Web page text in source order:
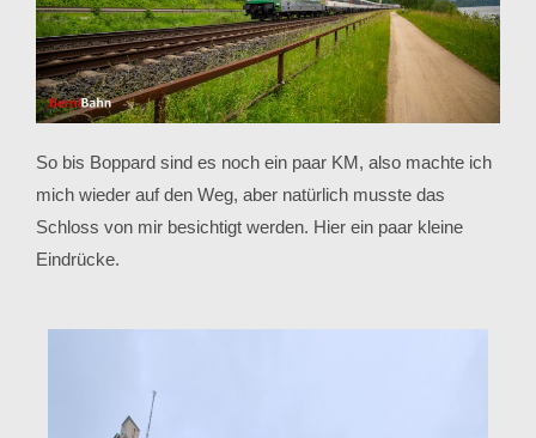
So bis Boppard sind es noch ein paar KM, also machte ich
mich wieder auf den Weg, aber natürlich musste das
Schloss von mir besichtigt werden. Hier ein paar kleine
Eindrücke.